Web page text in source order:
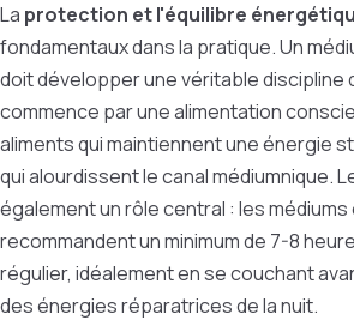
La protection et l'équilibre
fondamentaux dans la pratique. Un
doit développer une véritable discipline
commence par une alimentation
aliments qui maintiennent une énergie
qui alourdissent le canal médiumnique.
également un rôle central : les
recommandent un minimum de 7-8
régulier, idéalement en se couchant
des énergies réparatrices de la nuit.